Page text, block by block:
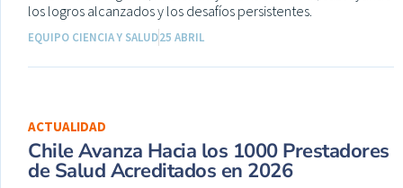
los logros alcanzados y los desafíos persistentes.
EQUIPO CIENCIA Y SALUD25 ABRIL
ACTUALIDAD
Chile Avanza Hacia los 1000 Prestadores
de Salud Acreditados en 2026